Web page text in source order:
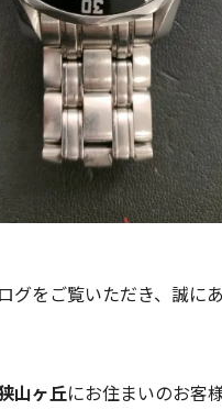
グをご覧いただき、誠に
山ヶ丘にお住まいのお客